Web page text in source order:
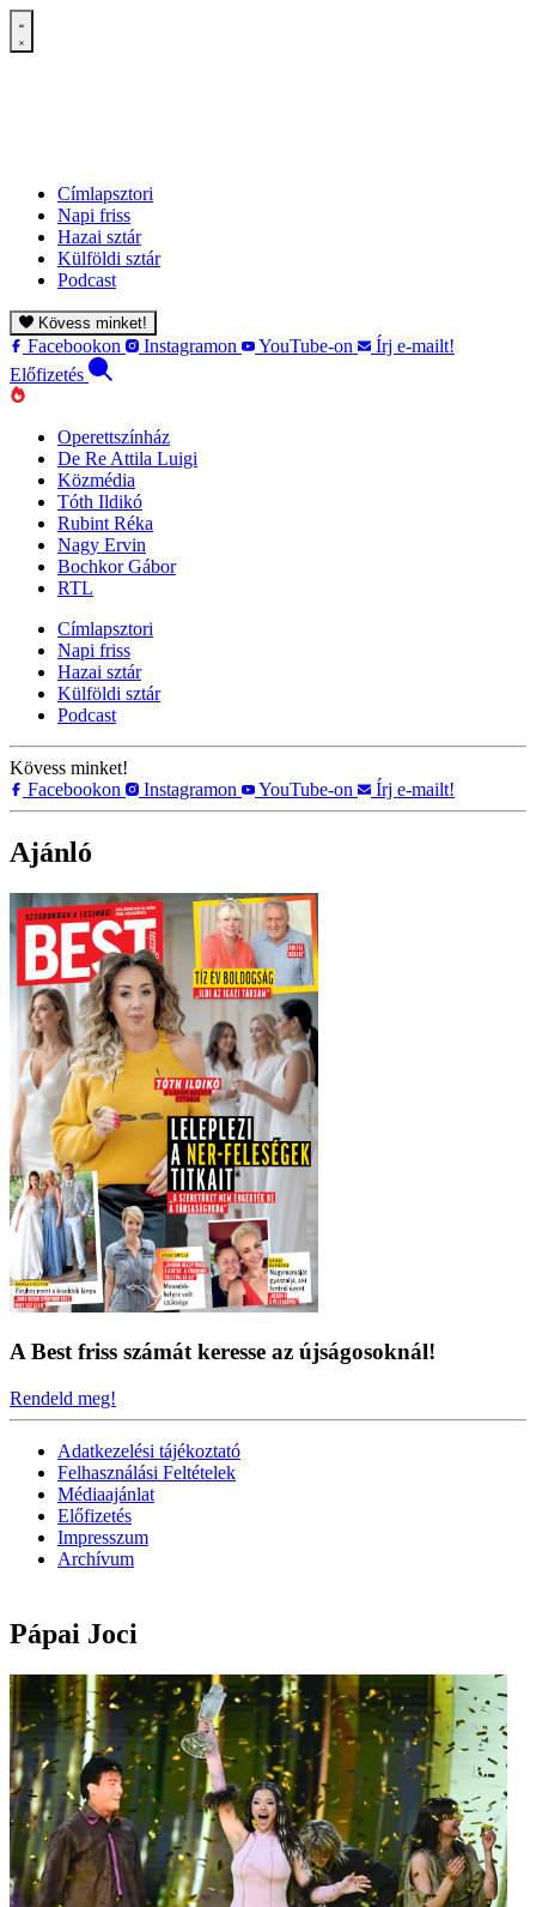
Címlapsztori
Napi friss
Hazai sztár
Külföldi sztár
Podcast
Kövess minket!
Facebookon Instagramon YouTube-on
Írj e-mailt!
Előfizetés
Operettszínház
De Re Attila Luigi
Közmédia
Tóth Ildikó
Rubint Réka
Nagy Ervin
Bochkor Gábor
RTL
Címlapsztori
Napi friss
Hazai sztár
Külföldi sztár
Podcast
Kövess minket!
Facebookon
Instagramon YouTube-on Írj e-mailt!
Ajánló
A Best friss számát keresse az újságosoknál!
Rendeld meg!
Adatkezelési tájékoztató
Felhasználási Feltételek
Médiaajánlat
Előfizetés
Impresszum
Archívum
Pápai Joci